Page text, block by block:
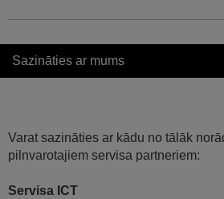
Sazināties ar mums
Varat sazināties ar kādu no tālāk
pilnvarotajiem servisa partneriem:
Servisa ICT